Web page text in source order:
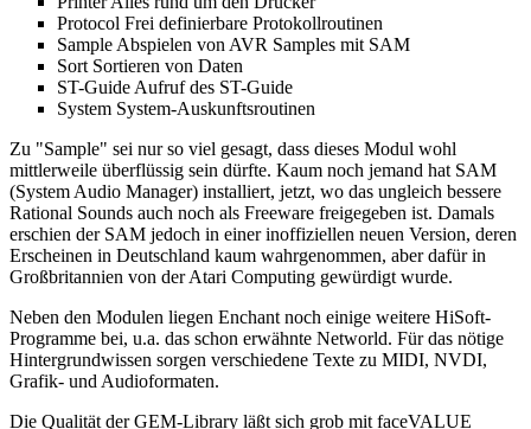
Protocol Frei definierbare Protokollroutinen
Sample Abspielen von AVR Samples mit SAM
Sort Sortieren von Daten
ST-Guide Aufruf des ST-Guide
System System-Auskunftsroutinen
Zu "Sample" sei nur so viel gesagt, dass dieses Modul wohl
mittlerweile überflüssig sein dürfte. Kaum noch jemand hat SAM
(System Audio Manager) installiert, jetzt, wo das ungleich bessere
Rational Sounds auch noch als Freeware freigegeben ist. Damals
erschien der SAM jedoch in einer inoffiziellen neuen Version, deren
Erscheinen in Deutschland kaum wahrgenommen, aber dafür in
Großbritannien von der Atari Computing gewürdigt wurde.
Neben den Modulen liegen Enchant noch einige weitere HiSoft-
Programme bei, u.a. das schon erwähnte Networld. Für das nötige
Hintergrundwissen sorgen verschiedene Texte zu MIDI, NVDI,
Grafik- und Audioformaten.
Die Qualität der GEM-Library läßt sich grob mit faceVALUE